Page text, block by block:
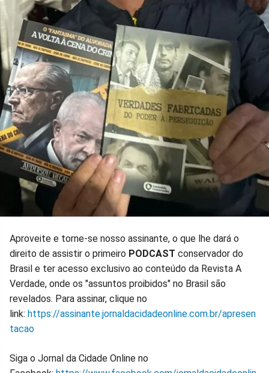
Aproveite e torne-se nosso assinante, o que lhe dará o
direito de assistir o primeiro PODCAST conservador do
Brasil e ter acesso exclusivo ao conteúdo da Revista A
Verdade, onde os "assuntos proibidos" no Brasil são
revelados. Para assinar, clique no
link: https://assinante.jornaldacidadeonline.com.br/apresen
tacao
Siga o Jornal da Cidade Online no